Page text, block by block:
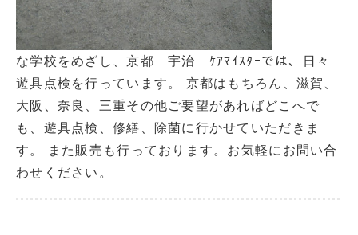
な学校をめざし、京都 宇治 ｹｱﾏｲｽﾀｰでは、日々
遊具点検を行っています。 京都はもちろん、滋賀、
大阪、奈良、三重その他ご要望があればどこへで
も、遊具点検、修繕、除菌に行かせていただきま
す。 また販売も行っております。お気軽にお問い合
わせください。